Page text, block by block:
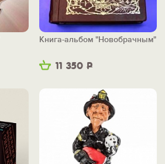
11 350 Р
Книга-альбом "Новобрачным"